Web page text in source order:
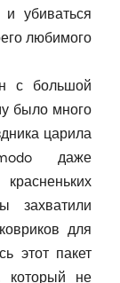
убиваться
любимого
с большой
было много
царила
даже
захватили
для
этот пакет
который не